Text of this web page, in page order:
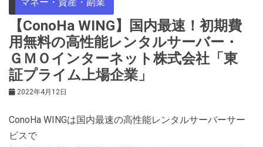
【ConoHa WING】国内最速！初期費
用無料の高性能レンタルサーバー・
ＧＭＯインターネット株式会社「東
証プライム上場企業」
2022年4月12日
ConoHa WINGは国内最速の高性能レンタルサーバーサー
ビスで